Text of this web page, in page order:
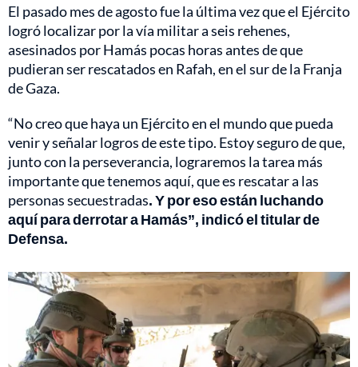
El pasado mes de agosto fue la última vez que el Ejército
logró localizar por la vía militar a seis rehenes,
asesinados por Hamás pocas horas antes de que
pudieran ser rescatados en Rafah, en el sur de la Franja
de Gaza.
“No creo que haya un Ejército en el mundo que pueda
venir y señalar logros de este tipo. Estoy seguro de que,
junto con la perseverancia, lograremos la tarea más
importante que tenemos aquí, que es rescatar a las
personas secuestradas. Y por eso están luchando
aquí para derrotar a Hamás”, indicó el titular de
Defensa.